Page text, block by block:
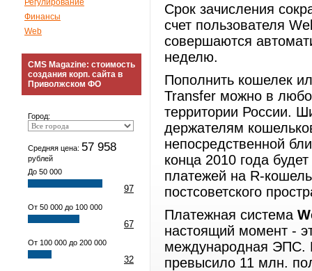
Регулирование
Финансы
Web
CMS Magazine: стоимость
создания корп. сайта в
Приволжском ФО
Город:
Средняя цена: 57 958
рублей
До 50 000
97
От 50 000 до 100 000
67
От 100 000 до 200 000
32
Срок зачисления
счет пользователя
совершаются
неделю.
Пополнить кошелек
Transfer можно в
территории России.
держателям
непосредственной
конца 2010 года
платежей на R-
постсоветского
Платежная система
настоящий момент -
международная ЭПС.
превысило 11 млн.